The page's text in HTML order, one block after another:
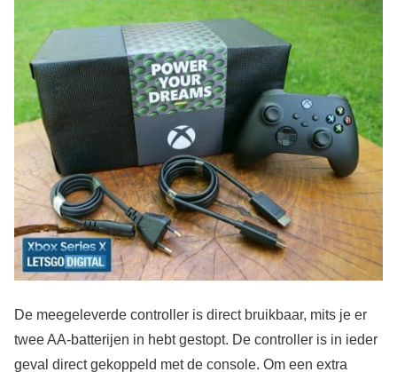
De meegeleverde controller is direct bruikbaar, mits je er
twee AA-batterijen in hebt gestopt. De controller is in ieder
geval direct gekoppeld met de console. Om een extra